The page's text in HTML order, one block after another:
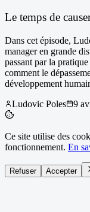
Le temps de
Dans cet épisode,
manager en grande
passant par la
comment le
développement
Ludovic Poles
9
Ce site utilise des
fonctionnement. En
Refuser Accepter